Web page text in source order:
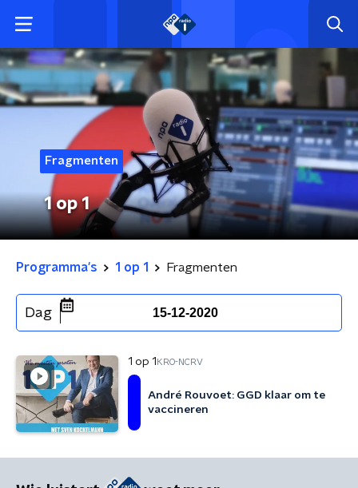
Fragmenten
1 op 1
Programma's 1 op 1 Fragmenten
Dag 15-12-2020
1 op 1 KRO-NCRV
André Rouvoet: GGD klaar om te
vaccineren